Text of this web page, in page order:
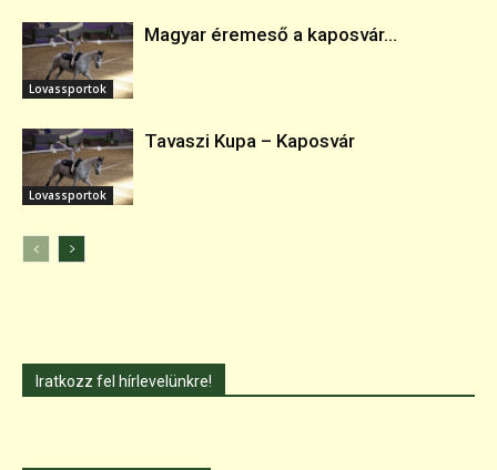
Lovassportok
Magyar éremeső a kaposvár...
Lovassportok
Tavaszi Kupa – Kaposvár
Iratkozz fel hírlevelünkre!